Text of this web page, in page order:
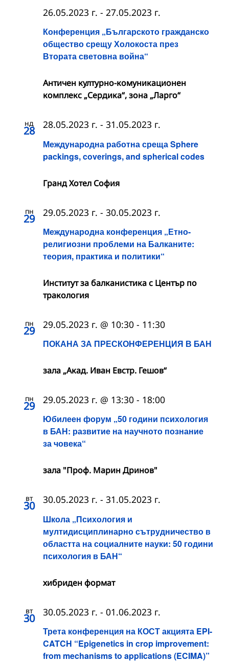
Конференция „Българското гражданско
общество срещу Холокоста през
Втората световна война“
26.05.2023 г. - 27.05.2023 г.
Античен културно-комуникационен
комплекс „Сердика“, зона „Ларго“
нд
28
Международна работна среща Sphere
packings, coverings, and spherical codes
28.05.2023 г. - 31.05.2023 г.
Гранд Хотел София
пн
29
Международна конференция „Етно-
религиозни проблеми на Балканите:
теория, практика и политики“
29.05.2023 г. - 30.05.2023 г.
Институт за балканистика с Център по
тракология
пн
29
ПОКАНА ЗА ПРЕСКОНФЕРЕНЦИЯ В БАН
29.05.2023 г. @ 10:30 - 11:30
зала „Акад. Иван Евстр. Гешов“
пн
29
Юбилеен форум „50 години психология
в БАН: развитие на научното познание
за човека“
29.05.2023 г. @ 13:30 - 18:00
зала "Проф. Марин Дринов"
вт
30
Школа „Психология и
мултидисциплинарно сътрудничество в
областта на социалните науки: 50 години
психология в БАН“
30.05.2023 г. - 31.05.2023 г.
хибриден формат
вт
30
Трета конференция на КОСТ акцията EPI-
CATCH “Epigenetics in crop improvement:
from mechanisms to applications (ECIMA)”
30.05.2023 г. - 01.06.2023 г.